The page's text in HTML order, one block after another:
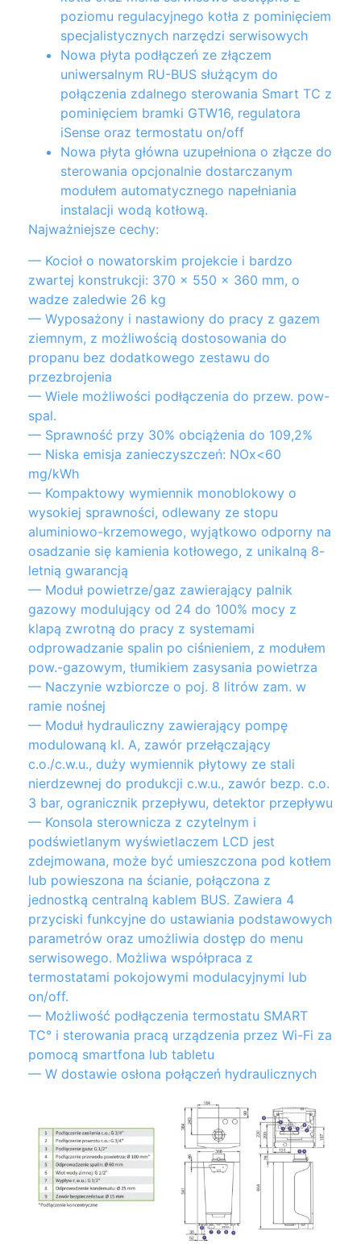
poziomu regulacyjnego kotła z pominięciem
specjalistycznych narzędzi serwisowych
Nowa płyta podłączeń ze złączem
uniwersalnym RU-BUS służącym do
połączenia zdalnego sterowania Smart TC z
pominięciem bramki GTW16, regulatora
iSense oraz termostatu on/off
Nowa płyta główna uzupełniona o złącze do
sterowania opcjonalnie dostarczanym
modułem automatycznego napełniania
instalacji wodą kotłową.
Najważniejsze cechy:
— Kocioł o nowatorskim projekcie i bardzo
zwartej konstrukcji: 370 x 550 x 360 mm, o
wadze zaledwie 26 kg
— Wyposażony i nastawiony do pracy z gazem
ziemnym, z możliwością dostosowania do
propanu bez dodatkowego zestawu do
przezbrojenia
— Wiele możliwości podłączenia do przew. pow-
spal.
— Sprawność przy 30% obciążenia do 109,2%
— Niska emisja zanieczyszczeń: NOx<60
mg/kWh
— Kompaktowy wymiennik monoblokowy o
wysokiej sprawności, odlewany ze stopu
aluminiowo-krzemowego, wyjątkowo odporny na
osadzanie się kamienia kotłowego, z unikalną 8-
letnią gwarancją
— Moduł powietrze/gaz zawierający palnik
gazowy modulujący od 24 do 100% mocy z
klapą zwrotną do pracy z systemami
odprowadzanie spalin po ciśnieniem, z modułem
pow.-gazowym, tłumikiem zasysania powietrza
— Naczynie wzbiorcze o poj. 8 litrów zam. w
ramie nośnej
— Moduł hydrauliczny zawierający pompę
modulowaną kl. A, zawór przełączający
c.o./c.w.u., duży wymiennik płytowy ze stali
nierdzewnej do produkcji c.w.u., zawór bezp. c.o.
3 bar, ogranicznik przepływu, detektor przepływu
— Konsola sterownicza z czytelnym i
podświetlanym wyświetlaczem LCD jest
zdejmowana, może być umieszczona pod kotłem
lub powieszona na ścianie, połączona z
jednostką centralną kablem BUS. Zawiera 4
przyciski funkcyjne do ustawiania podstawowych
parametrów oraz umożliwia dostęp do menu
serwisowego. Możliwa współpraca z
termostatami pokojowymi modulacyjnymi lub
on/off.
— Możliwość podłączenia termostatu SMART
TC° i sterowania pracą urządzenia przez Wi-Fi za
pomocą smartfona lub tabletu
— W dostawie osłona połączeń hydraulicznych